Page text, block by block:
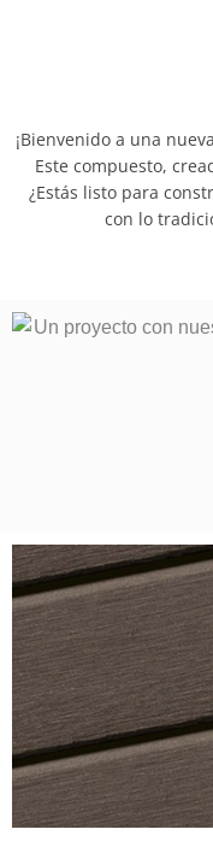
¡Bienvenido a una
Este compuesto,
¿Estás listo para
con lo